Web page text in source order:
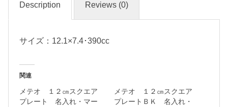
Description Reviews (0)
サイズ：12.1×7.4･390cc
関連
メテオ １２㎝スクエア
プレート 名入れ・マー
メテオ １２㎝スクエア
プレートＢＫ 名入れ・